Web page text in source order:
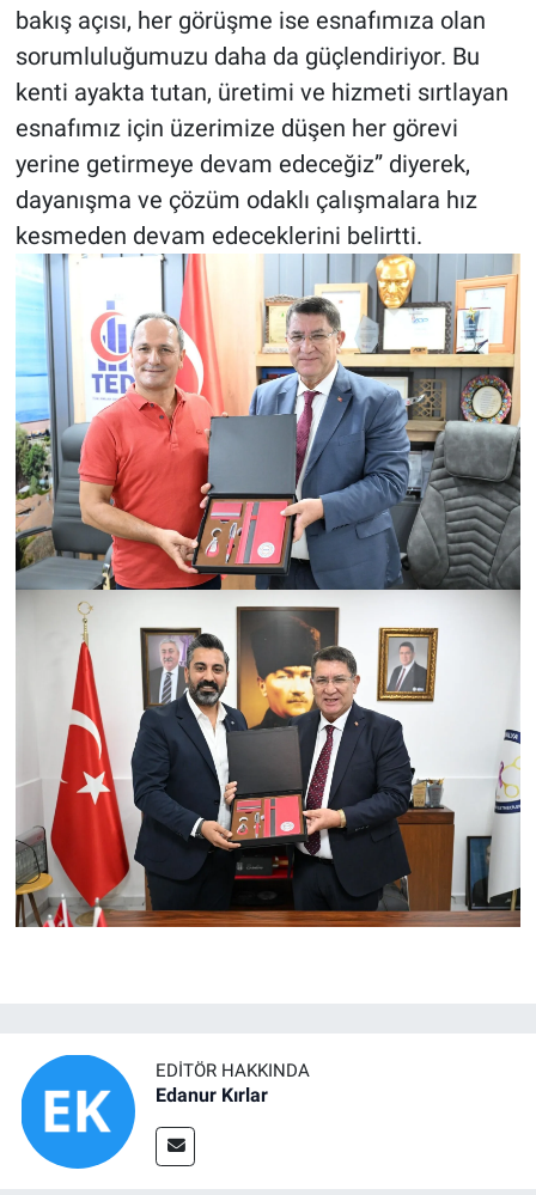
bakış açısı, her görüşme ise esnafımıza olan
sorumluluğumuzu daha da güçlendiriyor. Bu
kenti ayakta tutan, üretimi ve hizmeti sırtlayan
esnafımız için üzerimize düşen her görevi
yerine getirmeye devam edeceğiz” diyerek,
dayanışma ve çözüm odaklı çalışmalara hız
kesmeden devam edeceklerini belirtti.
EDITÖR HAKKINDA
Edanur Kırlar